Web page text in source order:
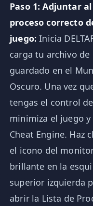
Paso 1: Adjuntar al
proceso correcto
juego: Inicia
carga tu archivo de
guardado en el
Oscuro. Una vez
tengas el control
minimiza el juego y
Cheat Engine. Haz
el icono del
brillante en la
superior izquierda
abrir la Lista de